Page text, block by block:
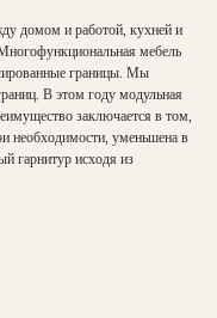
домом и работой, кухней и
мебель
границы. Мы
В этом году модульная
заключается в том,
необходимости, уменьшена в
гарнитур исходя из